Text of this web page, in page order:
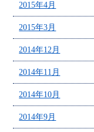
2015年4月
2015年3月
2014年12月
2014年11月
2014年10月
2014年9月